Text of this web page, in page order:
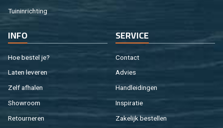
Tuin­in­rich­ting
INFO
Hoe be­stel je?
Laten le­ve­ren
Zelf af­ha­len
Show­room
Re­tour­ne­ren
SER­VI­CE
Con­tact
Ad­vies
Hand­lei­din­gen
In­spi­ra­tie
Za­ke­lijk be­stel­len